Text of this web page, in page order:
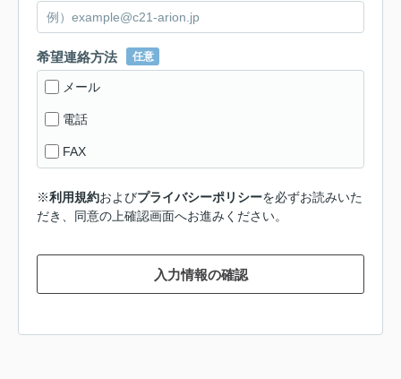
希望連絡方法 任意
メール
電話
FAX
※利用規約およびプライバシーポリシーを必ずお読みいた
だき、同意の上確認画面へお進みください。
入力情報の確認